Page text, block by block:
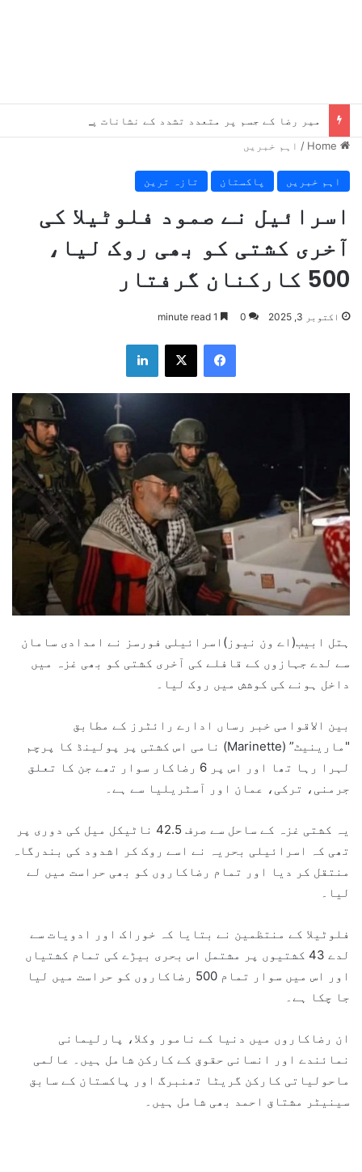
/ اہم خبریں
اہم خبریں پاکستان تازہ ترین
اسرائیل نے صمود فلوٹیلا کی
آخری کشتی کو بھی روک لیا،
500 کارکنان گرفتار
اکتوبر 3, 2025 0
ہتل ابیب(اے ون نیوز)اسرائیلی فورسز نے امدادی سامان
سے لدے جہازوں کے قافلے کی آخری کشتی کو بھی غزہ میں
داخل ہونے کی کوشش میں روک لیا۔
بین الاقوامی خبر رساں ادارے رائٹرز کے مطابق
"مارینیٹ” (Marinette) نامی اس کشتی پر پولینڈ کا پرچم
لہرا رہا تھا اور اس پر 6 رضاکار سوار تھے جن کا تعلق
جرمنی، ترکی، عمان اور آسٹریلیا سے ہے۔
یہ کشتی غزہ کے ساحل سے صرف 42.5 ناٹیکل میل کی دوری پر
تھی کہ اسرائیلی بحریہ نے اسے روک کر اشدود کی بندرگاہ
منتقل کر دیا اور تمام رضاکاروں کو بھی حراست میں لے
لیا۔
فلوٹیلا کے منتظمین نے بتایا کہ خوراک اور ادویات سے
لدے 43 کشتیوں پر مشتمل اس بحری بیڑے کی تمام کشتیاں
اور اس میں سوار تمام 500 رضاکاروں کو حراست میں لیا
جا چکا ہے۔
ان رضاکاروں میں دنیا کے نامور وکلا، پارلیمانی
نمائندے اور انسانی حقوق کے کارکن شامل ہیں۔ عالمی
ماحولیاتی کارکن گریٹا تھنبرگ اور پاکستان کے سابق
سینیٹر مشتاق احمد بھی شامل ہیں۔